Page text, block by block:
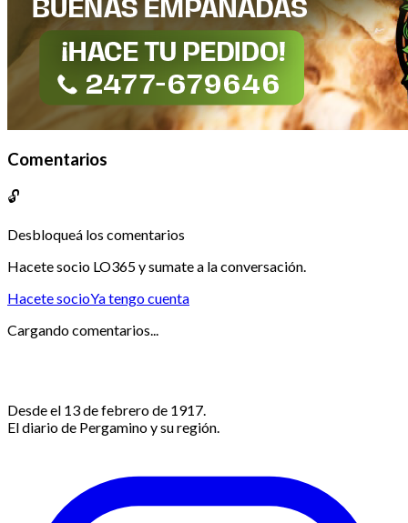
Comentarios
🔓
Desbloqueá los comentarios
Hacete socio LO365 y sumate a la conversación.
Hacete socioYa tengo cuenta
Cargando comentarios...
Desde el 13 de febrero de 1917.
El diario de Pergamino y su región.